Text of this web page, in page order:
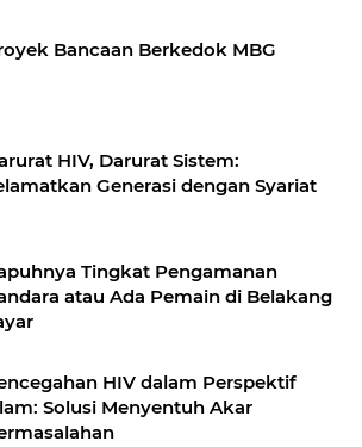
Bancaan Berkedok MBG
HIV, Darurat Sistem:
Generasi dengan Syariat
Tingkat Pengamanan
atau Ada Pemain di Belakang
HIV dalam Perspektif
Solusi Menyentuh Akar